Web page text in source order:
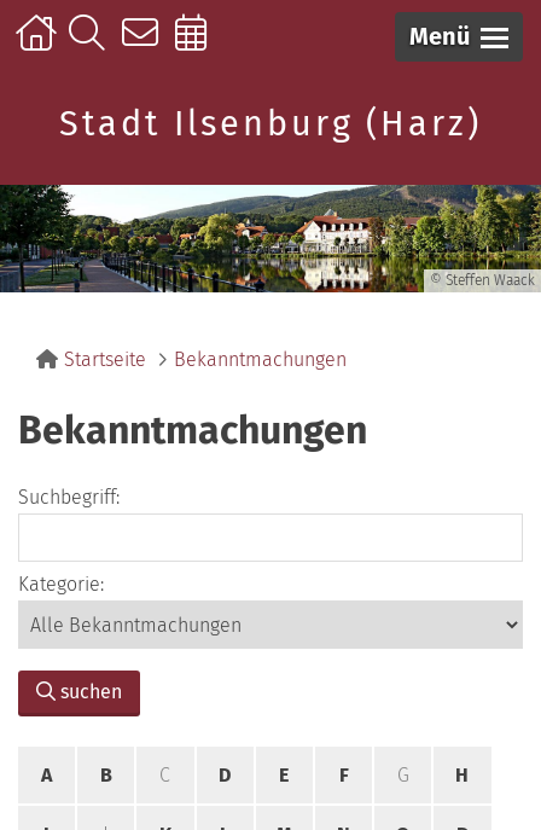
Menü
Stadt Ilsenburg (Harz)
© Steffen Waack
Startseite Bekanntmachungen
Bekanntmachungen
Suchbegriff:
Kategorie:
suchen
A B C D E F G H